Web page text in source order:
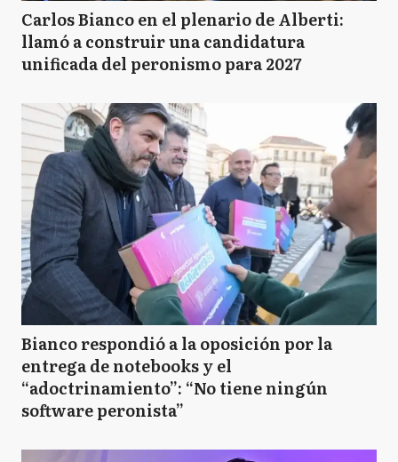
Carlos Bianco en el plenario de Alberti:
llamó a construir una candidatura
unificada del peronismo para 2027
Bianco respondió a la oposición por la
entrega de notebooks y el
“adoctrinamiento”: “No tiene ningún
software peronista”